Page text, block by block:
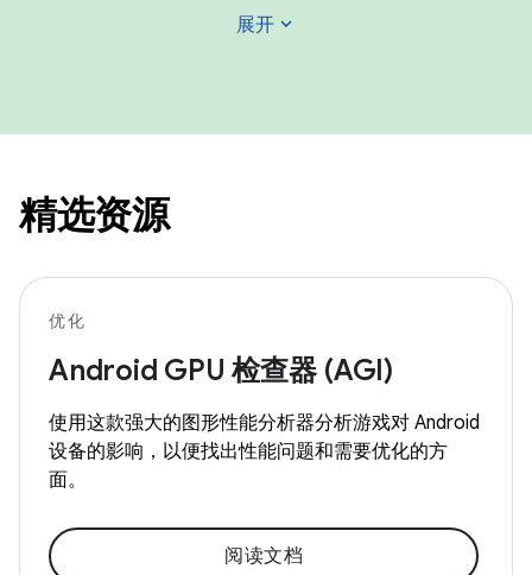
展开 expand_more
精选资源
优化
Android GPU 检查器 (AGI)
使用这款强大的图形性能分析器分析游戏对 Android
设备的影响，以便找出性能问题和需要优化的方
面。
阅读文档